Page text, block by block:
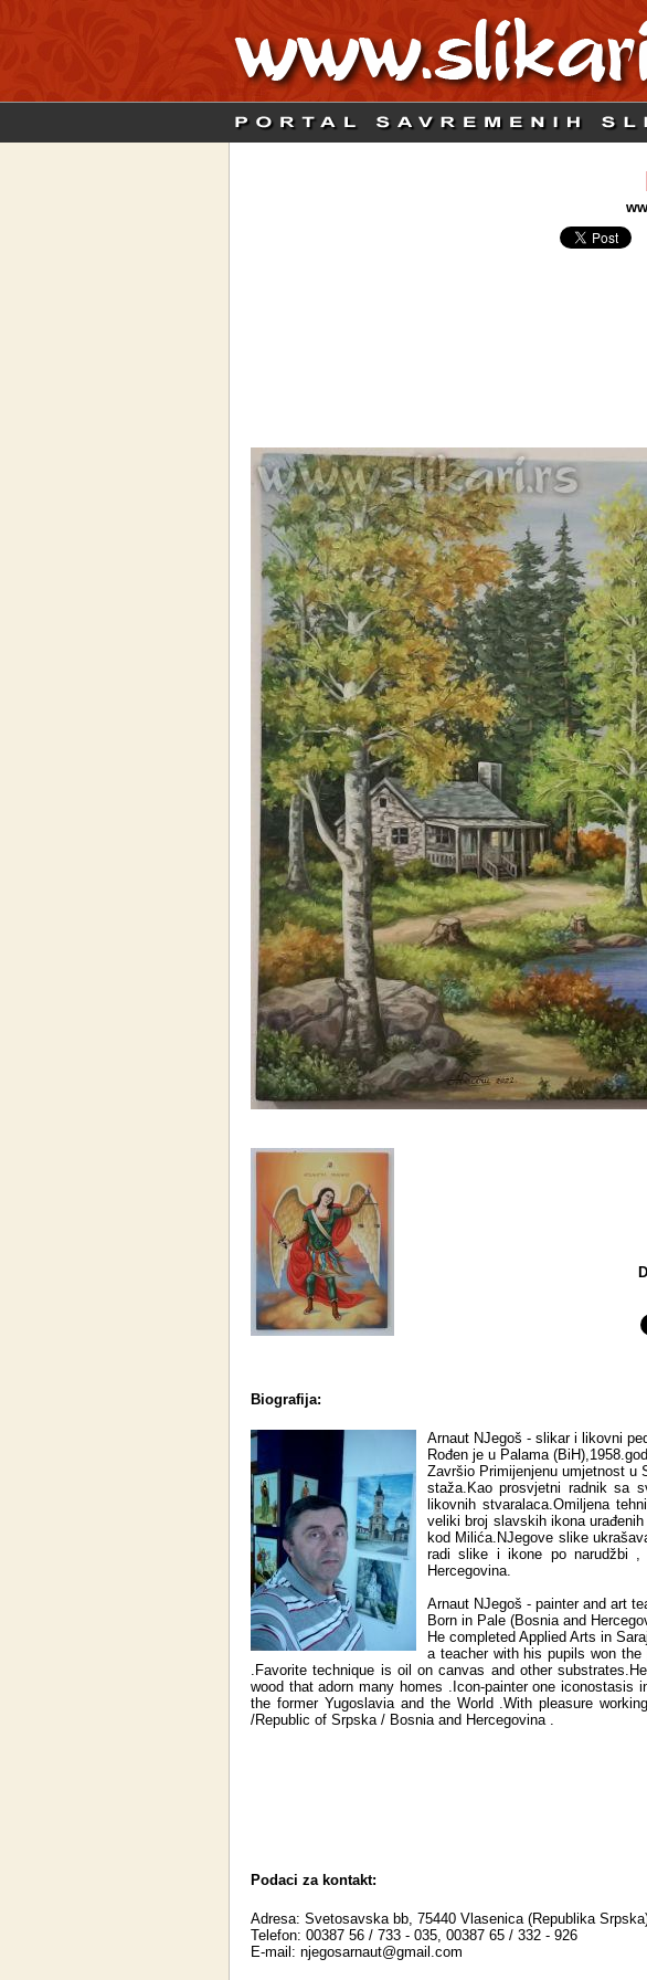
Biografija:
Arnaut NJegoš - slikar i likovni
Rođen je u Palama
Završio Primijenjenu umjetnost u
staža.Kao prosvjetni radnik sa
likovnih stvaralaca.Omiljena
veliki broj slavskih ikona
kod Milića.NJegove slike
radi slike i ikone po narudžbi ,
Hercegovina.
Arnaut NJegoš - painter and art
Born in Pale (Bosnia and
He completed Applied Arts in
a teacher with his pupils won
.Favorite technique is oil on canvas and other
wood that adorn many homes .Icon-painter one iconostasis
the former Yugoslavia and the World .With pleasure
/Republic of Srpska / Bosnia and Hercegovina .
Podaci za kontakt:
Adresa: Svetosavska bb, 75440 Vlasenica (Republika
Telefon: 00387 56 / 733 - 035, 00387 65 / 332 - 926
E-mail: njegosarnaut@gmail.com